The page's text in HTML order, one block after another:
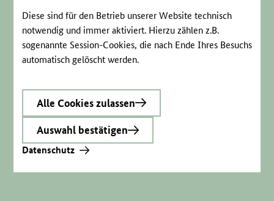
Diese sind für den Betrieb unserer Website technisch
notwendig und immer aktiviert. Hierzu zählen z.B.
sogenannte Session-Cookies, die nach Ende Ihres Besuchs
automatisch gelöscht werden.
Alle Cookies zulassen
Auswahl bestätigen
Datenschutz